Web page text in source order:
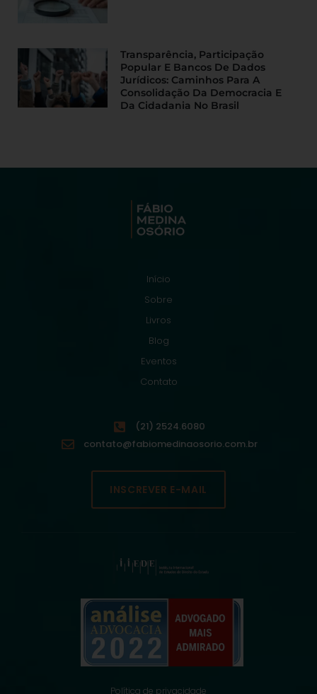
Transparência, Participação
Popular E Bancos De Dados
Jurídicos: Caminhos Para A
Consolidação Da Democracia E
Da Cidadania No Brasil
Início
Sobre
Livros
Blog
Eventos
Contato
(21) 2524.6080
contato@fabiomedinaosorio.com.br
INSCREVER E-MAIL
Política de privacidade